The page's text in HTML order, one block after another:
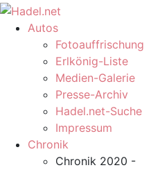
Autos
Fotoauffrischung
Erlkönig-Liste
Medien-Galerie
Presse-Archiv
Hadel.net-Suche
Impressum
Chronik
Chronik 2020 -